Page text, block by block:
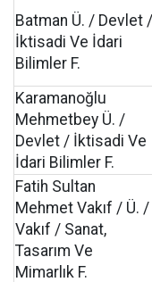
Batman Ü. / Devlet /
İktisadi Ve İdari
Bilimler F.
Karamanoğlu
Mehmetbey Ü. /
Devlet / İktisadi Ve
İdari Bilimler F.
Fatih Sultan
Mehmet Vakıf / Ü. /
Vakıf / Sanat,
Tasarım Ve
Mimarlık F.